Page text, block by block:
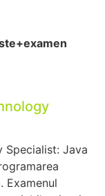
Specialist: Java
Examenul